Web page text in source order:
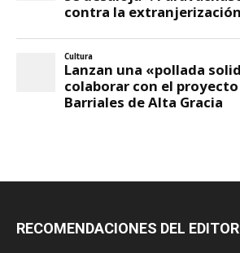
RECOMENDACIONES DEL EDITOR